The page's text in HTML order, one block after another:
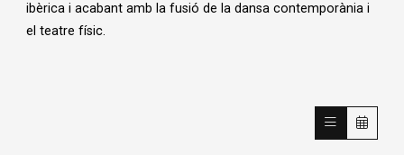
ibèrica i acabant amb la fusió de la dansa contemporània i
el teatre físic.